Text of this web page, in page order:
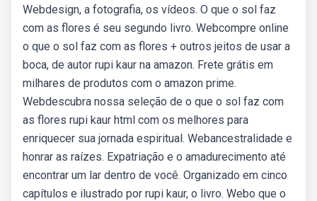
Webdesign, a fotografia, os vídeos. O que o sol faz
com as flores é seu segundo livro. Webcompre online
o que o sol faz com as flores + outros jeitos de usar a
boca, de autor rupi kaur na amazon. Frete grátis em
milhares de produtos com o amazon prime.
Webdescubra nossa seleção de o que o sol faz com
as flores rupi kaur html com os melhores para
enriquecer sua jornada espiritual. Webancestralidade e
honrar as raízes. Expatriação e o amadurecimento até
encontrar um lar dentro de você. Organizado em cinco
capítulos e ilustrado por rupi kaur, o livro. Webo que o